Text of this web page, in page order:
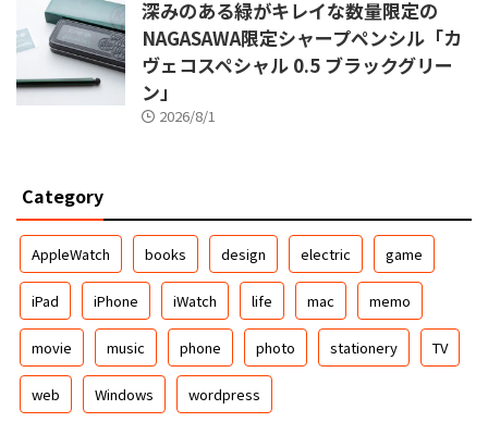
深みのある緑がキレイな数量限定の
NAGASAWA限定シャープペンシル「カ
ヴェコスペシャル 0.5 ブラックグリー
ン」
2026/8/1
Category
AppleWatch books design electric game
iPad iPhone iWatch life mac memo
movie music phone photo stationery TV
web Windows wordpress